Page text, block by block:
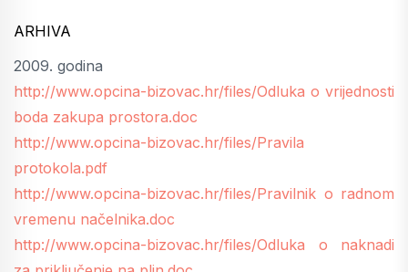
ARHIVA
2009. godina
http://www.opcina-bizovac.hr/files/Odluka o vrijednosti
boda zakupa prostora.doc
http://www.opcina-bizovac.hr/files/Pravila
protokola.pdf
http://www.opcina-bizovac.hr/files/Pravilnik o radnom
vremenu načelnika.doc
http://www.opcina-bizovac.hr/files/Odluka o naknadi